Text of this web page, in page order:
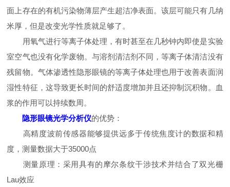
面上存在的有机污染物薄层产生超洁净表面。该层可能只有几纳
米厚，但是改变光学性质就足够了。
用氧气进行等离子体处理，有时甚至在几秒钟内即使是实验
室空气也没有化学废物。与溶剂清洁剂不同，等离子体清洁没有
残留物。气体渗透性隐形眼镜的等离子体处理也用于改善表面润
湿性特征，这导致更长时间的舒适度增加并且还抑制沉积物。血
浆的作用可以持续数周。
隐形眼镜光学分析仪的优势：
高精度波前传感器能够提供远多于传统焦度计的数据和精
度，测量数据大于35000点
测量原理：采用具有的摩尔条纹干涉技术并结合了双光栅
Lau效应